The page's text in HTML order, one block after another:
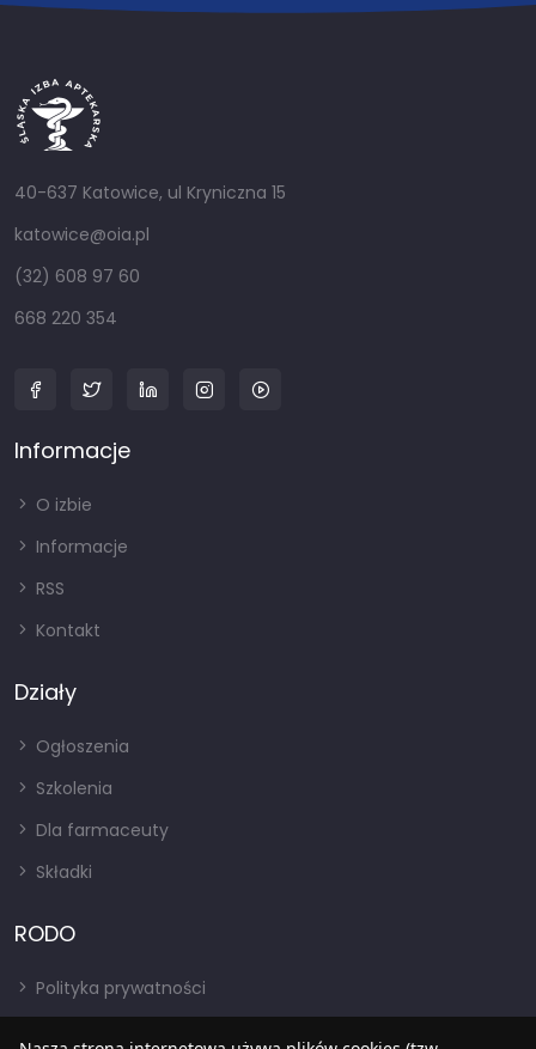
40-637 Katowice, ul Kryniczna 15
katowice@oia.pl
(32) 608 97 60
668 220 354
Informacje
O izbie
Informacje
RSS
Kontakt
Działy
Ogłoszenia
Szkolenia
Dla farmaceuty
Składki
RODO
Polityka prywatności